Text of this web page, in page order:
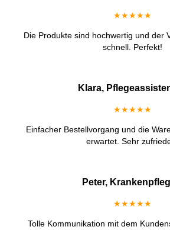
★★★★★
Die Produkte sind hochwertig und der
schnell. Perfekt!
Klara,
★★★★★
Einfacher Bestellvorgang und die
erwartet. Sehr
Peter,
★★★★★
Tolle Kommunikation mit dem